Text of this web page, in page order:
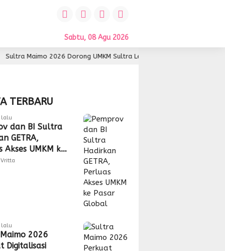
Sabtu, 08 Agu 2026
Dorong UMKM Sultra Lebih Inovatif dan Berdaya Saing
TERBARU
lalu
dan BI Sultra
GETRA,
Akses UMKM ke
Vritta
lalu
2026
Digitalisasi